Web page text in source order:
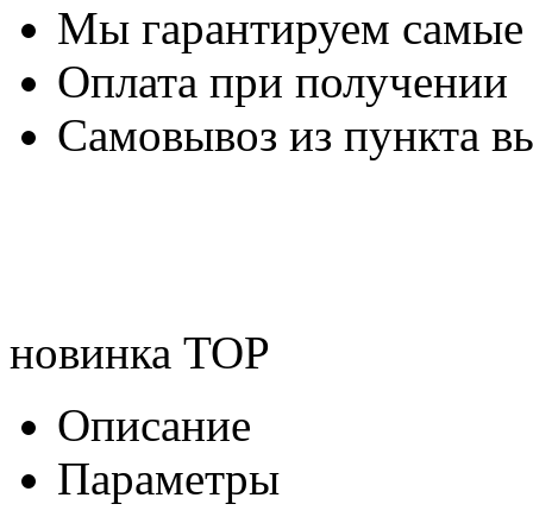
Мы гарантируем
Оплата при получении
Самовывоз из пункта
новинка TOP
Описание
Параметры